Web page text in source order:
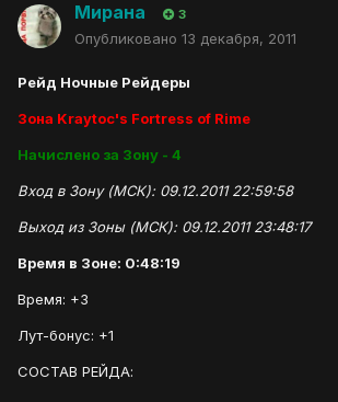
Мирана 3
Опубликовано 13 декабря, 2011
Рейд Ночные Рейдеры
Зона Kraytoc's Fortress of Rime
Начислено за Зону - 4
Вход в Зону (МСК): 09.12.2011 22:59:58
Выход из Зоны (МСК): 09.12.2011 23:48:17
Время в Зоне: 0:48:19
Время: +3
Лут-бонус: +1
СОСТАВ РЕЙДА: